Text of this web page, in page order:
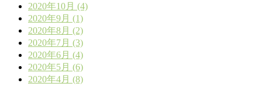
2020年10月 (4)
2020年9月 (1)
2020年8月 (2)
2020年7月 (3)
2020年6月 (4)
2020年5月 (6)
2020年4月 (8)